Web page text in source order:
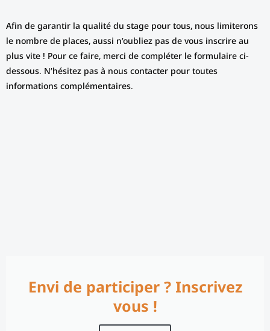
Afin de garantir la qualité du stage pour tous, nous limiterons
le nombre de places, aussi n’oubliez pas de vous inscrire au
plus vite ! Pour ce faire, merci de compléter le formulaire ci-
dessous. N’hésitez pas à nous contacter pour toutes
informations complémentaires.
Envi de participer ? Inscrivez
vous !